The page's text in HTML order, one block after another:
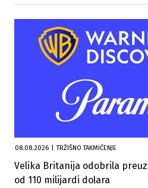
08.08.2026 TRŽIŠNO TAKMIČENJE
Velika Britanija odobrila
od 110 milijardi dolara